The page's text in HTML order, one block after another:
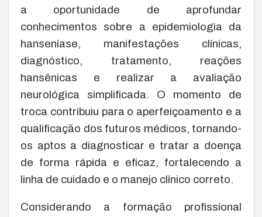
a oportunidade de aprofundar
conhecimentos sobre a epidemiologia da
hanseníase, manifestações clínicas,
diagnóstico, tratamento, reações
hansênicas e realizar a avaliação
neurológica simplificada. O momento de
troca contribuiu para o aperfeiçoamento e a
qualificação dos futuros médicos, tornando-
os aptos a diagnosticar e tratar a doença
de forma rápida e eficaz, fortalecendo a
linha de cuidado e o manejo clínico correto.
Considerando a formação profissional